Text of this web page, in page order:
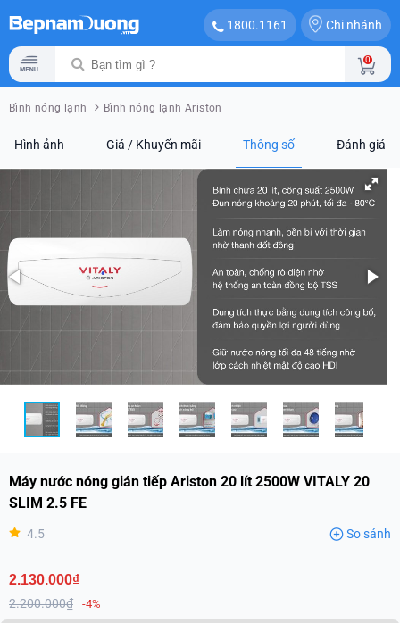
1800.1161 Chi nhánh
0
Bình nóng lạnh Bình nóng lạnh Ariston
Hình ảnh Giá / Khuyến mãi Thông số Đánh giá
Máy nước nóng gián tiếp Ariston 20 lít 2500W VITALY 20
SLIM 2.5 FE
4.5 So sánh
2.130.000₫
2.200.000₫ -4%